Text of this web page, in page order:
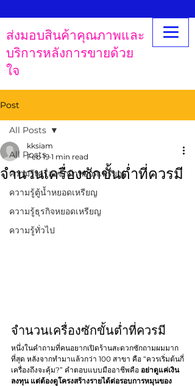
ส่งมอบสินค้าคุณภาพและ
บริการหลังการขายด้วย
ใจ
Post
All Posts
ความรู้เครื่องซักผ้าหยอดเหรียญ
ความรู้ตู้น้ำหยอดเหรียญ
ความรู้ธุรกิจหยอดเหรียญ
ความรู้ทั่วไป
All Posts
จำนวนเครื่องซักขั้นต่ำที่ควรมี
kksiam
Feb 19 1 min read
จำนวนเครื่องซักขั้นต่ำที่ควรมี
หนึ่งในคำถามที่คนอยากเปิดร้านสะดวกซักถามผมมาก
ที่สุด หลังจากทำมาแล้วกว่า 100 สาขา คือ “ควรเริ่มต้นกี่
เครื่องถึงจะคุ้ม?” คำตอบแบบมืออาชีพคือ อย่าดูแค่เงิน
ลงทุน แต่ต้องดูโครงสร้างรายได้ต่อรอบการหมุนของ